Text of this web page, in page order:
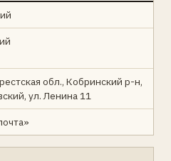
обл., Кобринский р-н,
ул. Ленина 11